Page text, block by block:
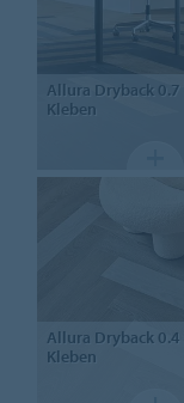
Allura Dryback 0.7
Kleben
Allura Dryback 0.4
Kleben